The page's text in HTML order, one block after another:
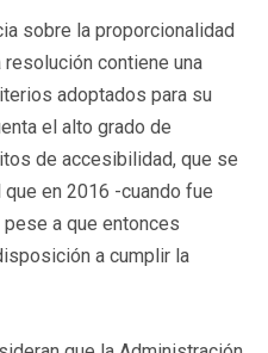
sobre la proporcionalidad
contiene una
adoptados para su
el alto grado de
de accesibilidad, que se
en 2016 -cuando fue
a que entonces
a cumplir la